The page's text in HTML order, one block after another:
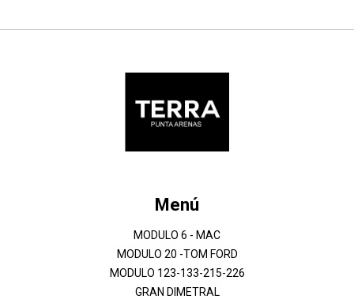
Menú
MODULO 6 - MAC
MODULO 20 -TOM FORD
MODULO 123-133-215-226
GRAN DIMETRAL